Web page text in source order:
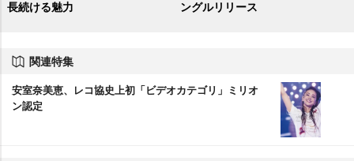
長続ける魅力
ングルリリース
関連特集
安室奈美恵、レコ協史上初「ビデオカテゴリ」ミリオ
ン認定